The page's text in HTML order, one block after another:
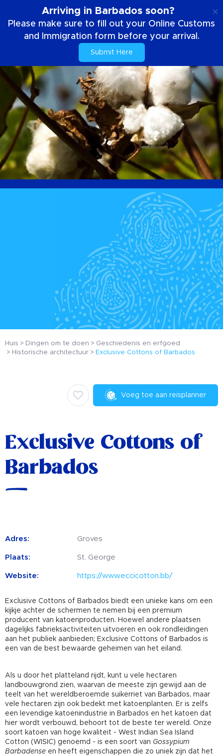
Arriving in Barbados soon?
Please make sure to fill out your Online Customs
and Immigration form before your arrival.
Submit Here
Huis Dingen om te doen
Geschiedenis en erfgoed
Historische architectuur
Exclusive Cottons of Barbados
Voeg toe aan reisplanner
Exclusive Cottons of
Barbados
Adres: Groves
Plaats: St. George
Website: https://www.eccicotton.bb/
Exclusive Cottons of Barbados biedt een unieke kans om een
kijkje achter de schermen te nemen bij een premium
producent van katoenproducten. Hoewel andere plaatsen
dagelijks fabrieksactiviteiten uitvoeren en ook rondleidingen
aan het publiek aanbieden; Exclusive Cottons of Barbados is
een van de best bewaarde geheimen van het eiland.
Als u door het platteland rijdt, kunt u vele hectaren
landbouwgrond zien, waarvan de meeste zijn gewijd aan de
teelt van het wereldberoemde suikerriet van Barbados, maar
vele hectaren zijn ook bedekt met katoenplanten. Er is zelfs
een levendige katoenindustrie in Barbados en het katoen dat
hier wordt verbouwd, behoort tot de beste ter wereld. Onze
soort katoen van hoge kwaliteit - West Indian Sea Island
Cotton (WISIC) genoemd - is een soort van Gossypium
Barbadense en heeft eigenschappen die zo uniek zijn dat het